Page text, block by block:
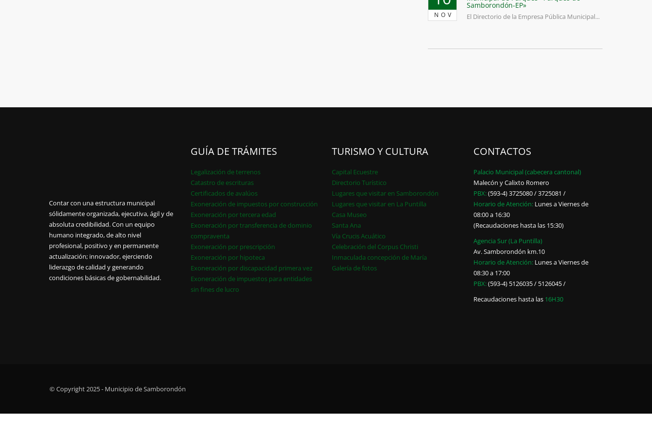
NOV
Samborondón-EP»
El Directorio de la Empresa Pública Municipal...
Contar con una estructura municipal
sólidamente organizada, ejecutiva, ágil y de
absoluta credibilidad. Con un equipo
humano integrado, de alto nivel
profesional, positivo y en permanente
actualización; innovador, ejerciendo
liderazgo de calidad y generando
condiciones básicas de gobernabilidad.
GUÍA DE TRÁMITES
Legalización de terrenos
Catastro de escrituras
Certificados de avalúos
Exoneración de impuestos por construcción
Exoneración por tercera edad
Exoneración por transferencia de dominio
compraventa
Exoneración por prescripción
Exoneración por hipoteca
Exoneración por discapacidad primera vez
Exoneración de impuestos para entidades
sin fines de lucro
TURISMO Y CULTURA
Capital Ecuestre
Directorio Turístico
Lugares que visitar en Samborondón
Lugares que visitar en La Puntilla
Casa Museo
Santa Ana
Vía Crucis Acuático
Celebración del Corpus Christi
Inmaculada concepción de María
Galería de fotos
CONTACTOS
Palacio Municipal (cabecera cantonal)
Malecón y Calixto Romero
PBX:(593-4) 3725080 / 3725081 /
Horario de Atención:Lunes a Viernes de
08:00 a 16:30
(Recaudaciones hasta las 15:30)
Agencia Sur (La Puntilla)
Av. Samborondón km.10
Horario de Atención:Lunes a Viernes de
08:30 a 17:00
PBX:(593-4) 5126035 / 5126045 /
Recaudaciones hasta las 16H30
© Copyright 2025 - Municipio de Samborondón